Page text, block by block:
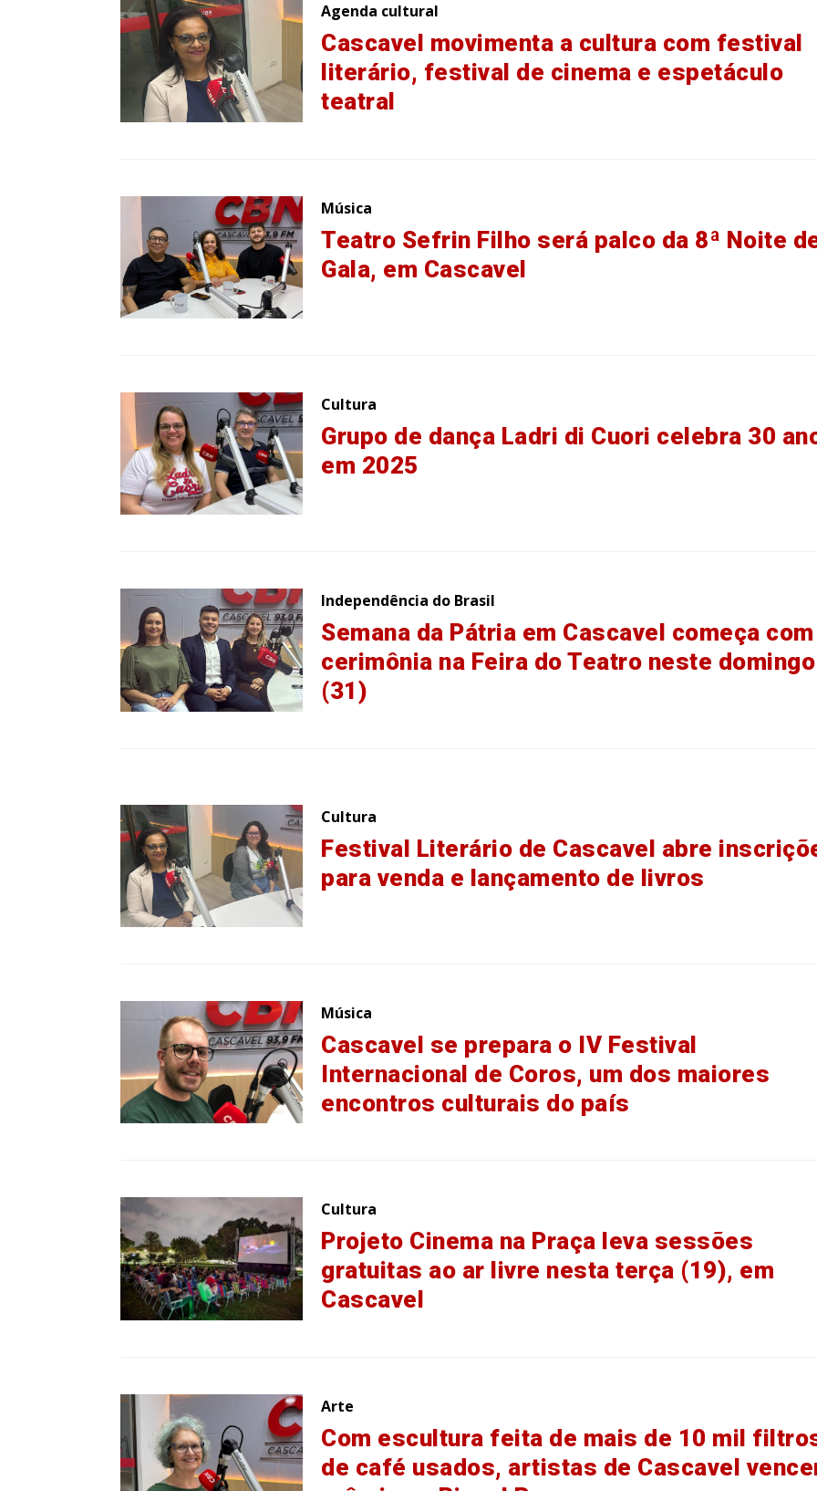
Agenda cultural
Cascavel movimenta a cultura com festival
literário, festival de cinema e espetáculo
teatral
Música
Teatro Sefrin Filho será palco da 8ª Noite
Gala, em Cascavel
Cultura
Grupo de dança Ladri di Cuori celebra 30
em 2025
Independência do Brasil
Semana da Pátria em Cascavel começa com
cerimônia na Feira do Teatro neste domingo
(31)
Cultura
Festival Literário de Cascavel abre
para venda e lançamento de livros
Música
Cascavel se prepara o IV Festival
Internacional de Coros, um dos maiores
encontros culturais do país
Cultura
Projeto Cinema na Praça leva sessões
gratuitas ao ar livre nesta terça (19), em
Cascavel
Arte
Com escultura feita de mais de 10 mil
de café usados, artistas de Cascavel